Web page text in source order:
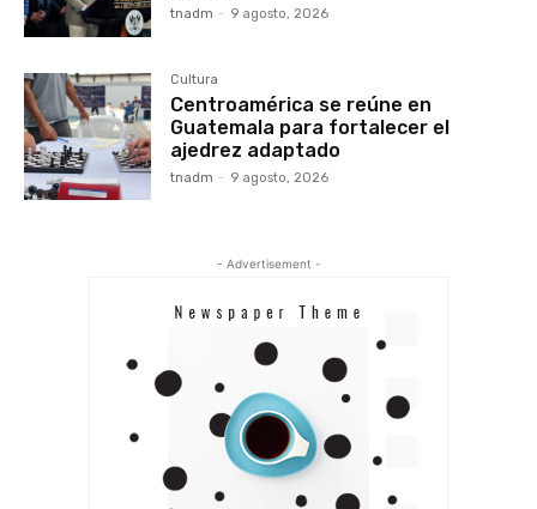
tnadm - 9 agosto, 2026
Cultura
Centroamérica se reúne en
Guatemala para fortalecer el
ajedrez adaptado
tnadm - 9 agosto, 2026
- Advertisement -